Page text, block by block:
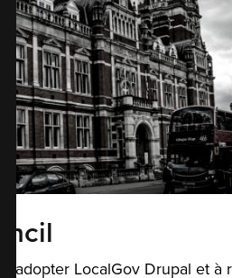
à adopter LocalGov Drupal et à